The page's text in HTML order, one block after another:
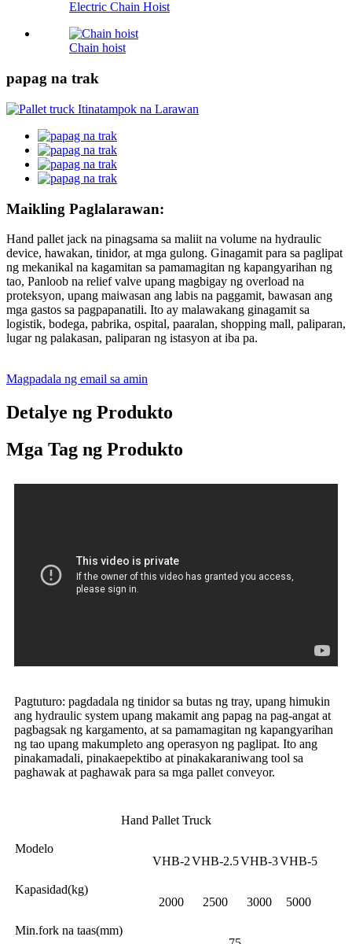
Electric Chain Hoist
Chain hoist
papag na trak
Maikling Paglalarawan:
Hand pallet jack na pinagsama sa maliit na volume na hydraulic
device, hawakan, tinidor, at mga gulong. Ginagamit para sa paglipat
ng mekanikal na kagamitan sa pamamagitan ng kapangyarihan ng
tao, Panloob na relief valve upang magbigay ng overload na
proteksyon, upang maiwasan ang labis na paggamit, bawasan ang
mga gastos sa pagpapanatili. Ito ay malawakang ginagamit sa
logistik, bodega, pabrika, ospital, paaralan, shopping mall, paliparan,
lugar ng palakasan, paliparan ng istasyon at iba pa.
Magpadala ng email sa amin
Detalye ng Produkto
Mga Tag ng Produkto
Pagtuturo: pagdadala ng tinidor sa butas ng tray, upang himukin
ang hydraulic system upang makamit ang papag na pag-angat at
pagbagsak ng kargamento, at sa pamamagitan ng kapangyarihan
ng tao upang makumpleto ang operasyon ng paglipat. Ito ang
pinakamadali, pinakaepektibo at pinakakaraniwang tool sa
paghawak at paghawak para sa mga pallet conveyor.
Hand Pallet Truck
Modelo
VHB-2VHB-2.5VHB-3VHB-5
Kapasidad(kg)
2000
2500 3000 5000
Min.fork na taas(mm)